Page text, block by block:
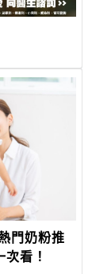
門奶粉推
看！